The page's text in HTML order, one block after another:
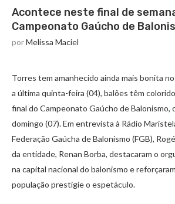
Acontece neste final de
Campeonato Gaúcho de
porMelissa Maciel
Torres tem amanhecido ainda mais bonita
a última quinta-feira (04), balões têm
final do Campeonato Gaúcho de Balonismo,
domingo (07). Em entrevista à Rádio
Federação Gaúcha de Balonismo (FGB),
da entidade, Renan Borba, destacaram o
na capital nacional do balonismo e
população prestigie o espetáculo.